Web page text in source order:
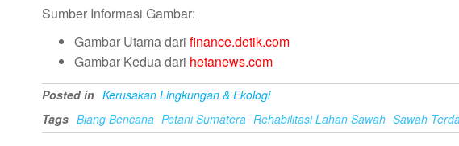
Sumber Informasi Gambar:
Gambar Utama dari finance.detik.com
Gambar Kedua dari hetanews.com
Posted in Kerusakan Lingkungan & Ekologi
Tags Biang Bencana Petani Sumatera Rehabilitasi Lahan Sawah Sawah